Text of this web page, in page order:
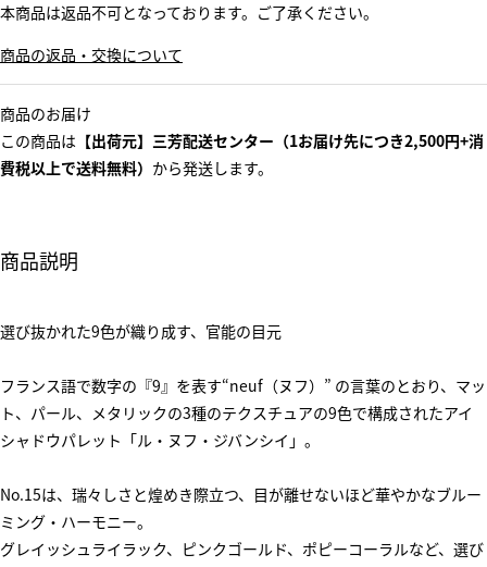
本商品は返品不可となっております。ご了承ください。
商品の返品・交換について
商品のお届け
この商品は 【出荷元】三芳配送センター（1お届け先につき2,500円+消
費税以上で送料無料） から発送します。
商品説明
選び抜かれた9色が織り成す、官能の目元
フランス語で数字の『9』を表す“neuf（ヌフ）” の言葉のとおり、マッ
ト、パール、メタリックの3種のテクスチュアの9色で構成されたアイ
シャドウパレット「ル・ヌフ・ジバンシイ」。
No.15は、瑞々しさと煌めき際立つ、目が離せないほど華やかなブルー
ミング・ハーモニー。
グレイッシュライラック、ピンクゴールド、ポピーコーラルなど、選び